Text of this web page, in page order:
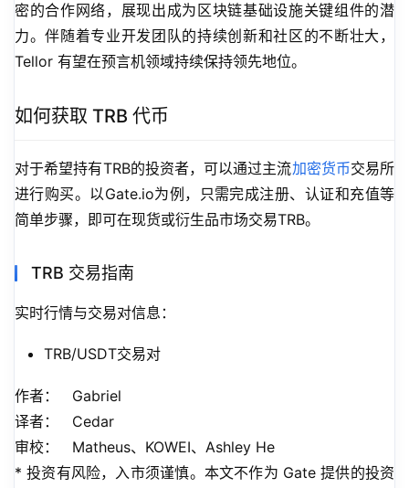
密的合作网络，展现出成为区块链基础设施关键组件的潜
力。伴随着专业开发团队的持续创新和社区的不断壮大，
Tellor 有望在预言机领域持续保持领先地位。
如何获取 TRB 代币
对于希望持有TRB的投资者，可以通过主流加密货币交易所
进行购买。以Gate.io为例，只需完成注册、认证和充值等
简单步骤，即可在现货或衍生品市场交易TRB。
TRB 交易指南
实时行情与交易对信息：
TRB/USDT交易对
作者：   Gabriel
译者：   Cedar
审校：   Matheus、KOWEI、Ashley He
* 投资有风险，入市须谨慎。本文不作为 Gate 提供的投资